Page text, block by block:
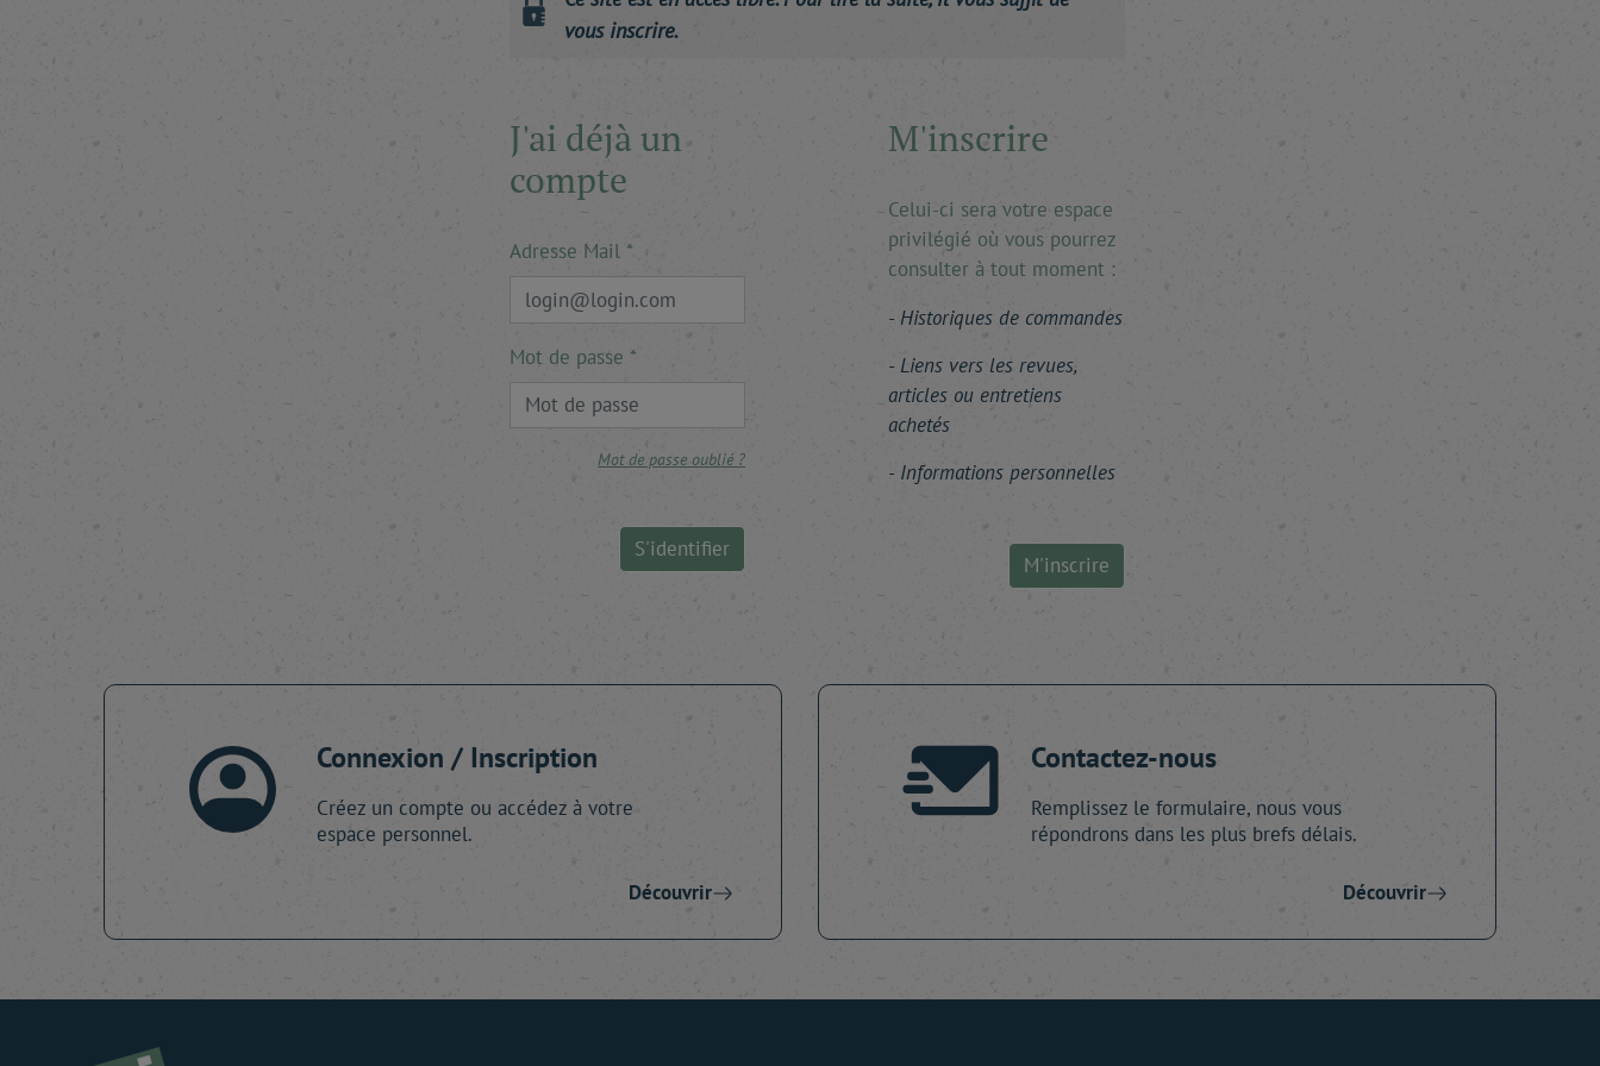
vous inscrire.
J'ai déjà un
compte
Adresse Mail
Mot de passe
Mot de passe oublié ?
S'identifier
M'inscrire
Celui-ci sera votre espace
privilégié où vous pourrez
consulter à tout moment :
Historiques de commandes
Liens vers les revues,
articles ou entretiens
achetés
Informations personnelles
M'inscrire
Connexion / Inscription
Créez un compte ou accédez à votre
espace personnel.
Découvrir
Contactez-nous
Remplissez le formulaire, nous vous
répondrons dans les plus brefs délais.
Découvrir